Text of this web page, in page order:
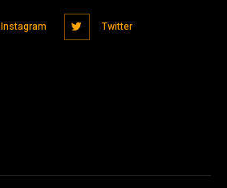
Instagram Twitter